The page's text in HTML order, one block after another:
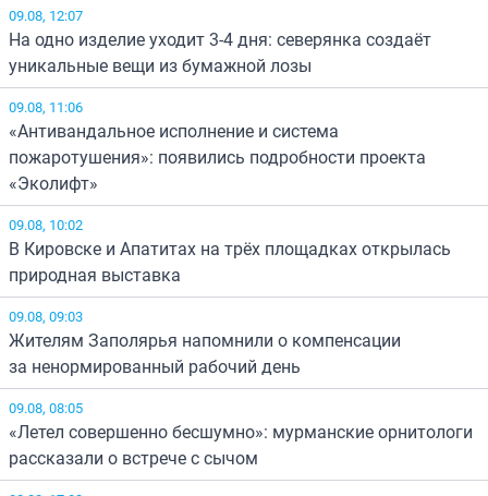
09.08, 12:07
На одно изделие уходит 3-4 дня: северянка создаёт
уникальные вещи из бумажной лозы
09.08, 11:06
«Антивандальное исполнение и система
пожаротушения»: появились подробности проекта
«Эколифт»
09.08, 10:02
В Кировске и Апатитах на трёх площадках открылась
природная выставка
09.08, 09:03
Жителям Заполярья напомнили о компенсации
за ненормированный рабочий день
09.08, 08:05
«Летел совершенно бесшумно»: мурманские орнитологи
рассказали о встрече с сычом